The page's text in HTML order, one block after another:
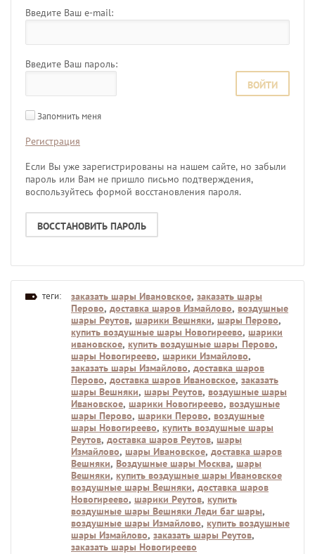
Введите Ваш e-mail:
Введите Ваш пароль:
ВОЙТИ
Запомнить меня
Регистрация
Если Вы уже зарегистрированы на нашем сайте, но забыли
пароль или Вам не пришло письмо подтверждения,
воспользуйтесь формой восстановления пароля.
ВОССТАНОВИТЬ ПАРОЛЬ
теги: заказать шары Ивановское, заказать шары
Перово, доставка шаров Измайлово, воздушные
шары Реутов, шарики Вешняки, шары Перово,
купить воздушные шары Новогиреево, шарики
ивановское, купить воздушные шары Перово,
шары Новогиреево, шарики Измайлово,
заказать шары Измайлово, доставка шаров
Перово, доставка шаров Ивановское, заказать
шары Вешняки, шары Реутов, воздушные шары
Ивановское, шарики Новогиреево, воздушные
шары Перово, шарики Перово, воздушные
шары Новогиреево, купить воздушные шары
Реутов, доставка шаров Реутов, шары
Измайлово, шары Ивановское, доставка шаров
Вешняки, Воздушные шары Москва, шары
Вешняки, купить воздушные шары Ивановское
воздушные шары Вешняки, доставка шаров
Новогиреево, шарики Реутов, купить
воздушные шары Вешняки Леди баг шары,
воздушные шары Измайлово, купить воздушные
шары Измайлово, заказать шары Реутов,
заказать шары Новогиреево